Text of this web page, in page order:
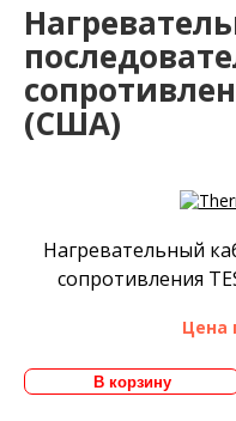
(США)
Нагревательный
сопротивления
Цена